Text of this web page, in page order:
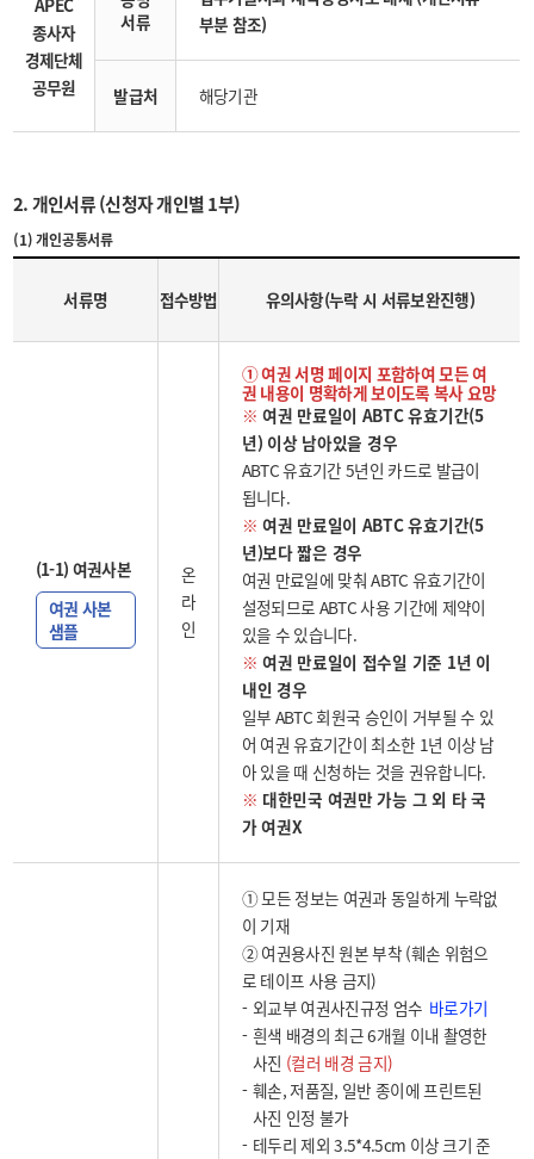
종사자
경제단체
공무원
서류
부분 참조)
발급처 해당기관
2. 개인서류 (신청자 개인별 1부)
(1) 개인공통서류
서류명 접수방법 유의사항(누락 시 서류보완진행)
(1-1) 여권사본
여권 사본
샘플
온
라
인
① 여권 서명 페이지 포함하여 모든 여
권 내용이 명확하게 보이도록 복사 요망
※ 여권 만료일이 ABTC 유효기간(5
년) 이상 남아있을 경우
ABTC 유효기간 5년인 카드로 발급이
됩니다.
※ 여권 만료일이 ABTC 유효기간(5
년)보다 짧은 경우
여권 만료일에 맞춰 ABTC 유효기간이
설정되므로 ABTC 사용 기간에 제약이
있을 수 있습니다.
※ 여권 만료일이 접수일 기준 1년 이
내인 경우
일부 ABTC 회원국 승인이 거부될 수 있
어 여권 유효기간이 최소한 1년 이상 남
아 있을 때 신청하는 것을 권유합니다.
※ 대한민국 여권만 가능 그 외 타 국
가 여권X
① 모든 정보는 여권과 동일하게 누락없
이 기재
② 여권용사진 원본 부착 (훼손 위험으
로 테이프 사용 금지)
외교부 여권사진규정 엄수 바로가기
흰색 배경의 최근 6개월 이내 촬영한
사진 (컬러 배경 금지)
훼손, 저품질, 일반 종이에 프린트된
사진 인정 불가
테두리 제외 3.5*4.5cm 이상 크기 준